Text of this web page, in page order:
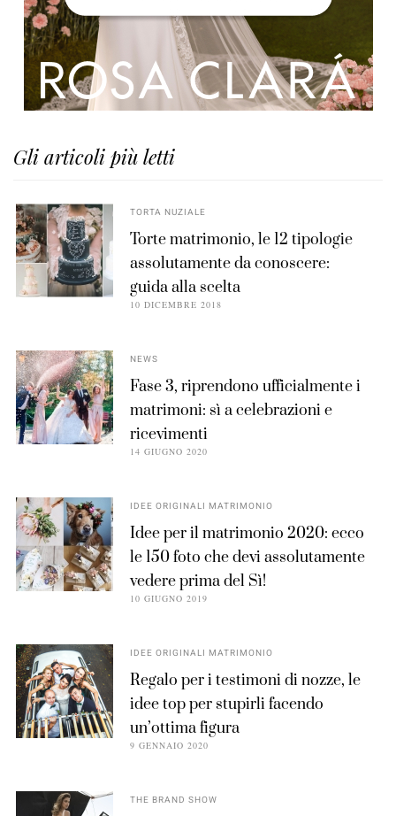
Gli articoli più letti
TORTA NUZIALE
Torte matrimonio, le 12 tipologie
assolutamente da conoscere:
guida alla scelta
10 DICEMBRE 2018
NEWS
Fase 3, riprendono ufficialmente i
matrimoni: sì a celebrazioni e
ricevimenti
14 GIUGNO 2020
IDEE ORIGINALI MATRIMONIO
Idee per il matrimonio 2020: ecco
le 150 foto che devi assolutamente
vedere prima del Sì!
10 GIUGNO 2019
IDEE ORIGINALI MATRIMONIO
Regalo per i testimoni di nozze, le
idee top per stupirli facendo
un’ottima figura
9 GENNAIO 2020
THE BRAND SHOW